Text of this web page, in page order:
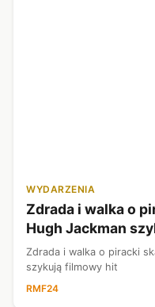
WYDARZENIA
Zdrada i walka o
Hugh Jackman
Zdrada i walka o piracki
szykują filmowy hit
RMF24